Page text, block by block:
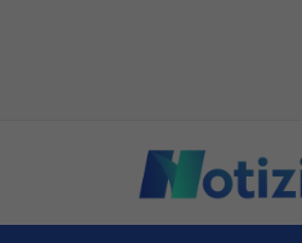
contenuto